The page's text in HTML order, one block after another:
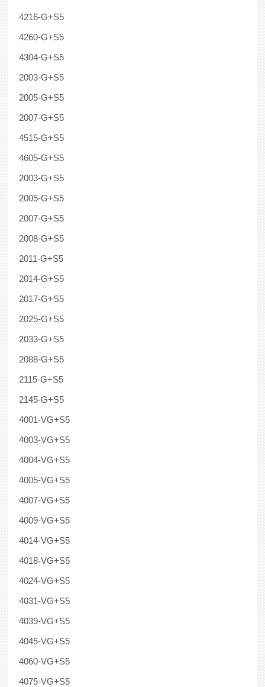
4216-G+S5
4260-G+S5
4304-G+S5
2003-G+S5
2005-G+S5
2007-G+S5
4515-G+S5
4605-G+S5
2003-G+S5
2005-G+S5
2007-G+S5
2008-G+S5
2011-G+S5
2014-G+S5
2017-G+S5
2025-G+S5
2033-G+S5
2088-G+S5
2115-G+S5
2145-G+S5
4001-VG+S5
4003-VG+S5
4004-VG+S5
4005-VG+S5
4007-VG+S5
4009-VG+S5
4014-VG+S5
4018-VG+S5
4024-VG+S5
4031-VG+S5
4039-VG+S5
4045-VG+S5
4060-VG+S5
4075-VG+S5